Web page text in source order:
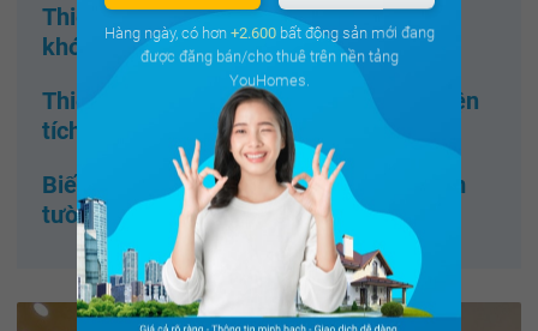
Thiết kế cho ngôi nhà 27m2 đến người
khó tính nhất cũng phải gật đầu
Thiết kế "cực độc" cho nhà chung cư diện
tích nhỏ
Biến nhà hẹp trở nên rộng rãi nhờ tủ âm
tường
Hàng ngày, có hơn +2.600bất động sản mới đang
được đăng bán/cho thuê trên nền tảng
YouHomes.